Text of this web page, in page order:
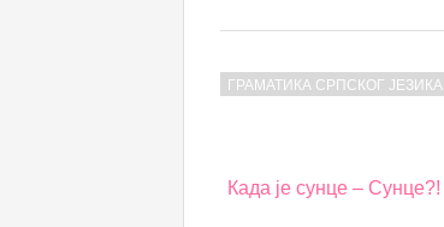
ГРАМАТИКА СРПСКОГ ЈЕЗИКА
Post
Када је сунце – Сунце?!